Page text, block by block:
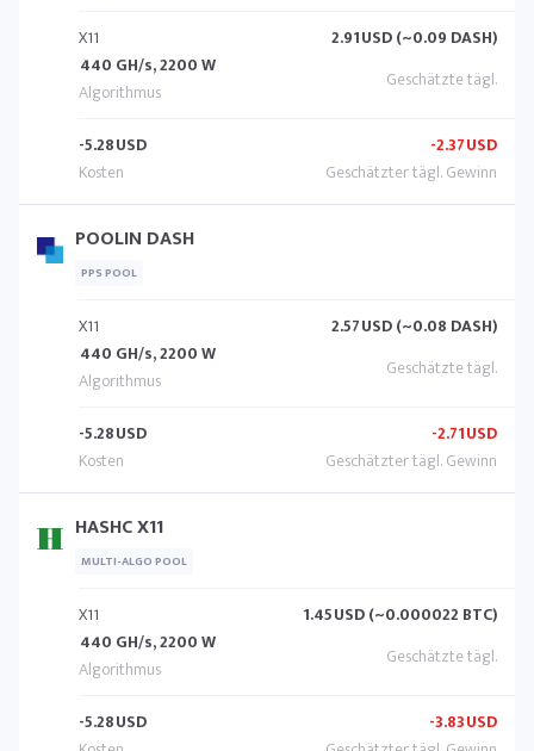
X11
440 GH/s, 2200 W
2.91USD (~0.09 DASH)
-5.28USD -2.37USD
POOLIN DASH
PPS POOL
X11
440 GH/s, 2200 W
2.57USD (~0.08 DASH)
-5.28USD -2.71USD
HASHC X11
MULTI-ALGO POOL
X11
440 GH/s, 2200 W
1.45USD (~0.000022 BTC)
-5.28USD -3.83USD